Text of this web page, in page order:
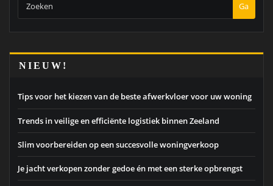
Ga
NIEUW!
Tips voor het kiezen van de beste afwerkvloer voor uw woning
Trends in veilige en efficiënte logistiek binnen Zeeland
Slim voorbereiden op een succesvolle woningverkoop
Je jacht verkopen zonder gedoe én met een sterke opbrengst